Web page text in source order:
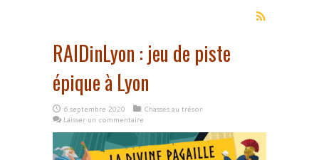
RAIDinLyon : jeu de piste
épique à Lyon
6 septembre 2020
Chasses au trésor
Laisser un commentaire